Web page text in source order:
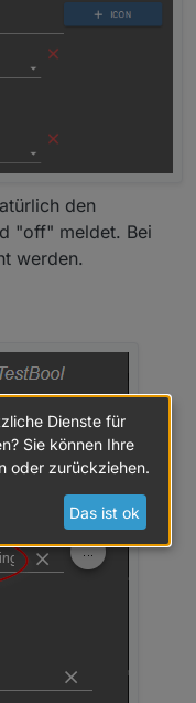
den
"off" meldet. Bei
werden.
Dienste für
Sie können Ihre
oder zurückziehen.
Das ist ok